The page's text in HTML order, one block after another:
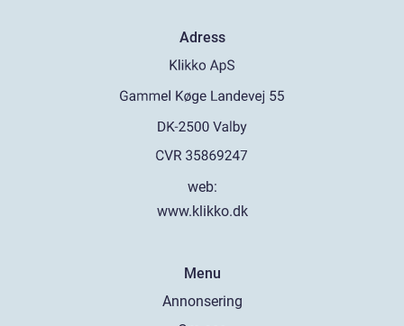
Adress
web:
www.klikko.dk
Menu
Annonsering